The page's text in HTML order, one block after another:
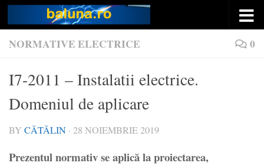
Skip to content
NORMATIVE ELECTRICE 0
I7-2011 – Instalatii electrice.
Domeniul de aplicare
BY CĂTĂLIN · 28 NOIEMBRIE 2019
Prezentul normativ se aplică la proiectarea,